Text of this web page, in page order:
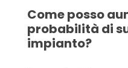
Come posso
probabilità di
impianto?